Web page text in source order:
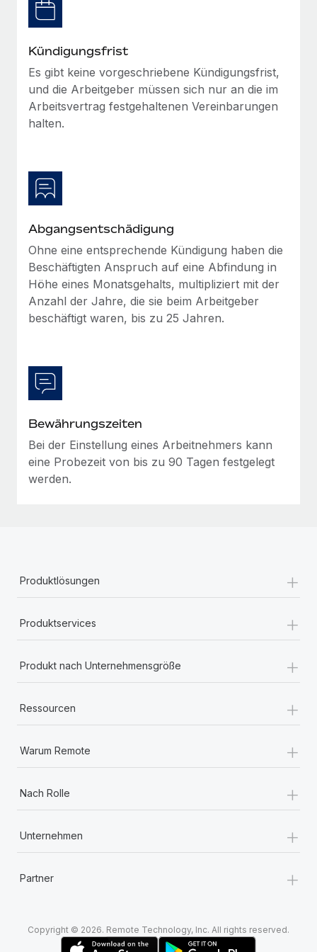
Niederlassungen
Mühelose Relocation von Mitarbeiter:innen
Benefits
Mühelose Verwaltung von Benefits
Management und Payroll
Reverse Tech auf einen Blick Das Gesundheits- und
Wellness-Startup Reverse Tech hat das globale...
Mehr erfahren
Den Blog erkunden
BLOG
Neues zu Remote-Produkten: Integration mit
Gusto und Zero und Contractor Management
Plus
Mehr erfahren
Wie Phiture 55 Mitarbeiter:innen in 19 Ländern
mit Remote verwaltet
Phiture ist der unumstrittene Marktführer im Bereich der
Wachstumsberatung für mobile Apps. Das...
Mehr erfahren
Kündigungsfrist
Es gibt keine vorgeschriebene Kündigungsfrist,
und die Arbeitgeber müssen sich nur an die im
Arbeitsvertrag festgehaltenen Vereinbarungen
halten.
Abgangsentschädigung
Ohne eine entsprechende Kündigung haben die
Beschäftigten Anspruch auf eine Abfindung in
Höhe eines Monatsgehalts, multipliziert mit der
Anzahl der Jahre, die sie beim Arbeitgeber
beschäftigt waren, bis zu 25 Jahren.
Bewährungszeiten
Bei der Einstellung eines Arbeitnehmers kann
eine Probezeit von bis zu 90 Tagen festgelegt
werden.
Produktlösungen +
Produktservices +
Produkt nach Unternehmensgröße +
Ressourcen +
Warum Remote +
Nach Rolle +
Unternehmen +
Partner +
Copyright © 2026. Remote Technology, Inc. All rights reserved.